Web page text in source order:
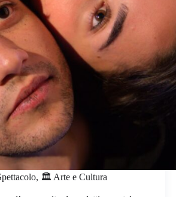
, 🏛️ Arte e Cultura